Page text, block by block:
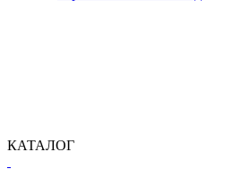
КАТАЛОГ